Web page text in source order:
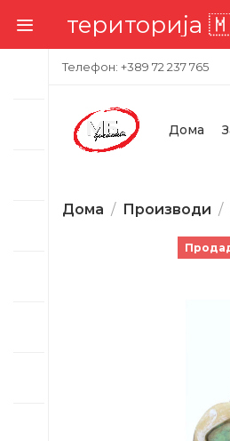
територија
Телефон: +389 72 237 765
Дома
Дома Производи